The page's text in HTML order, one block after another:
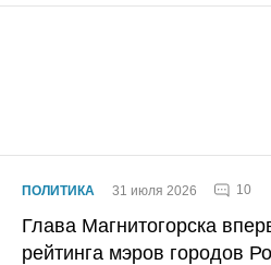
ПОЛИТИКА 31 июля 2026 10
Глава Магнитогорска
рейтинга мэров городов